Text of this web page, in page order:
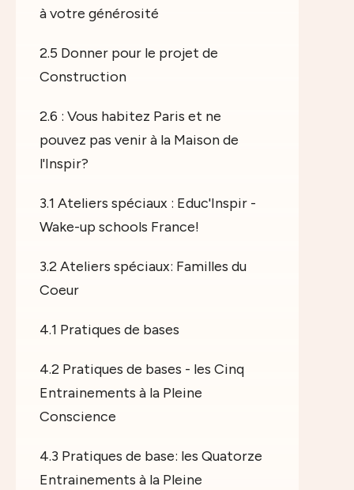
à votre générosité
2.5 Donner pour le projet de
Construction
2.6 : Vous habitez Paris et ne
pouvez pas venir à la Maison de
l'Inspir?
3.1 Ateliers spéciaux : Educ'Inspir -
Wake-up schools France!
3.2 Ateliers spéciaux: Familles du
Coeur
4.1 Pratiques de bases
4.2 Pratiques de bases - les Cinq
Entrainements à la Pleine
Conscience
4.3 Pratiques de base: les Quatorze
Entrainements à la Pleine